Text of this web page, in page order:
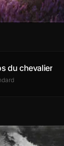
du chevalier